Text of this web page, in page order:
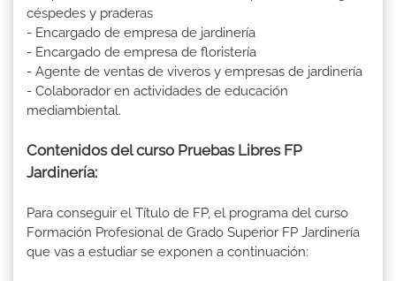
céspedes y praderas
- Encargado de empresa de jardinería
- Encargado de empresa de floristería
- Agente de ventas de viveros y empresas de jardinería
- Colaborador en actividades de educación
mediambiental.
Contenidos del curso Pruebas Libres FP
Jardinería:
Para conseguir el Título de FP, el programa del curso
Formación Profesional de Grado Superior FP Jardinería
que vas a estudiar se exponen a continuación: